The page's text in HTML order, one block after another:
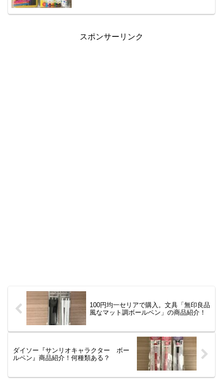
スポンサーリンク
100円均一セリアで購入。文具「無印良品
風なマット調ボールペン」の商品紹介！
ダイソー『サンリオキャラクター ボー
ルペン』商品紹介！何種類ある？